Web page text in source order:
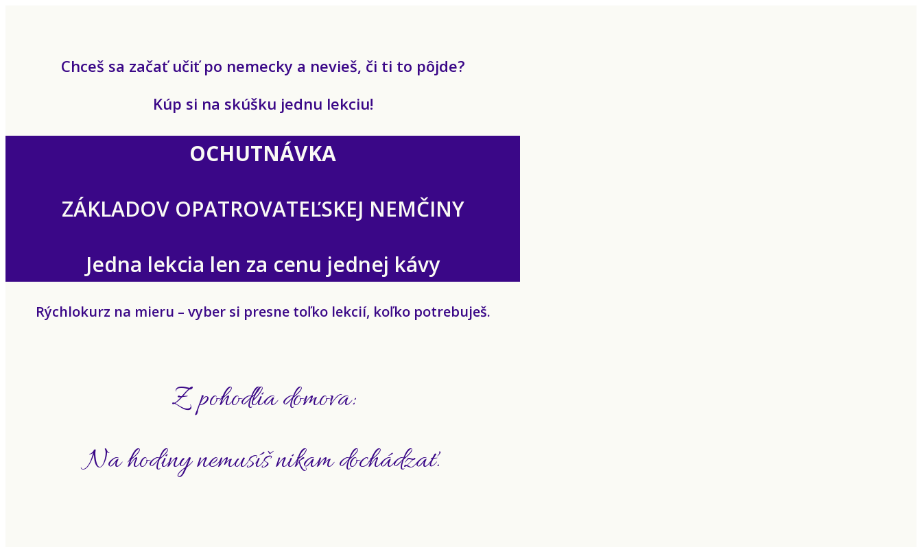
Chceš sa začať učiť po nemecky a nevieš, či ti to pôjde?
Kúp si na skúšku jednu lekciu!
OCHUTNÁVKA
ZÁKLADOV OPATROVATEĽSKEJ NEMČINY
Jedna lekcia len za cenu jednej kávy
Rýchlokurz na mieru – vyber si presne toľko lekcií, koľko potrebuješ.
Z pohodlia domova:
Na hodiny nemusíš nikam dochádzať.